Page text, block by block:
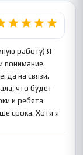
работу) Я
понимание.
на связи.
что будет
и ребята
срока. Хотя я